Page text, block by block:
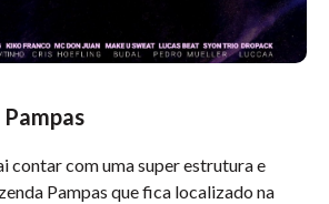
contar com uma super estrutura e
Pampas que fica localizado na